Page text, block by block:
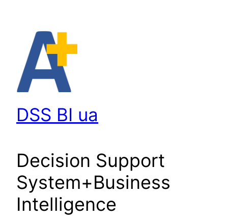
DSS BI ua
Decision Support
System+Business
Intelligence